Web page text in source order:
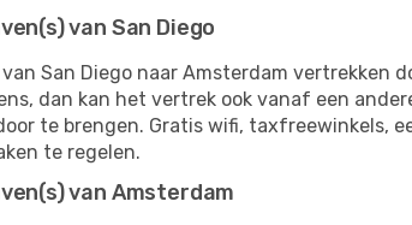
van San Diego
San Diego naar Amsterdam vertrekken
dan kan het vertrek ook vanaf een
te brengen. Gratis wifi, taxfreewinkels,
te regelen.
van Amsterdam